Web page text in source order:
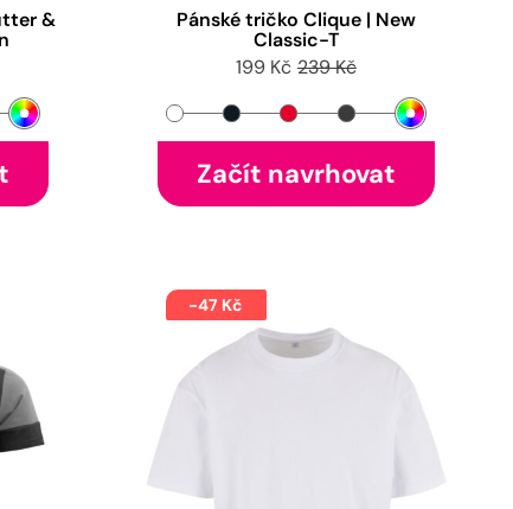
&
Pánské tričko Clique | New
Classic-T
199 Kč 239 Kč
Začít navrhovat
-47 Kč